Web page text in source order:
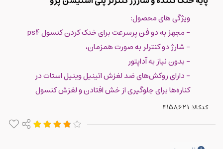
ویژگی های محصول:
- مجهز به دو فن پرسرعت برای خنک کردن کنسول ps4
- شارژ دو کنترلر به صورت همزمان،
- بدون نیاز به آداپتور
- دارای روکش‌های ضد لغزش اتینیل وینیل استات در
کناره‌ها برای جلوگیری از خش افتادن و لغزش کنسول
کدکالا: